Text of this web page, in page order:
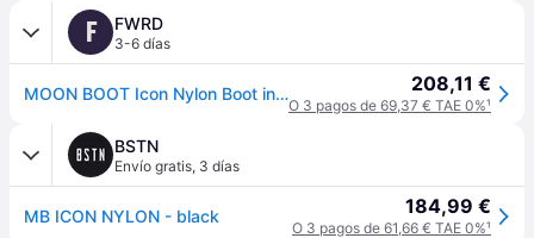
F FWRD
3-6 días
MOON BOOT Icon Nylon Boot in Black - Black. Size 42-44 (also in ). 208,11 €
O 3 pagos de 69,37 € TAE 0%¹
BSTN
Envío gratis, 3 días
MB ICON NYLON - black 184,99 €
O 3 pagos de 61,66 € TAE 0%¹